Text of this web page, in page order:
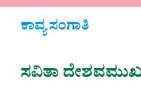
ಕಾವ್ಯ ಸಂಗಾತಿ
ಸವಿತಾ ದೇಶವಮುಖ